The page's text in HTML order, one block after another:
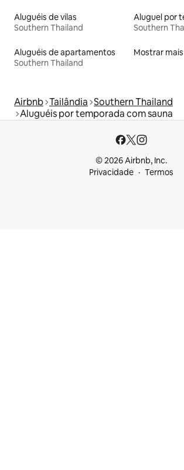
Aluguéis de vilas
Southern Thailand
Southern
Aluguéis de apartamentos
Southern Thailand
Mostrar mais
Airbnb Tailândia Southern Thailand
Aluguéis por temporada com sauna
© 2026 Airbnb, Inc.
Privacidade
Termos